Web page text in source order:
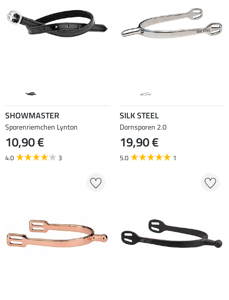
SHOWMASTER
Sporenriemchen Lynton
10,90 €
4.0 3
SILK STEEL
Dornsporen 2.0
19,90 €
5.0 1